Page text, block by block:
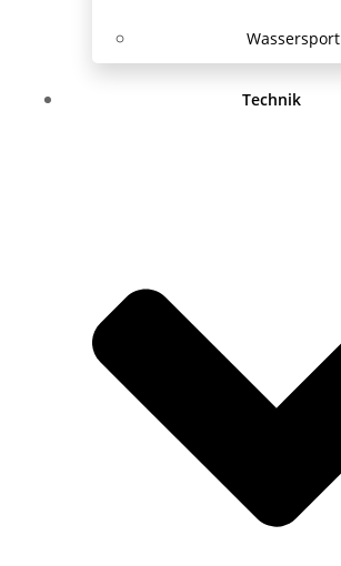
Wassersport
Technik